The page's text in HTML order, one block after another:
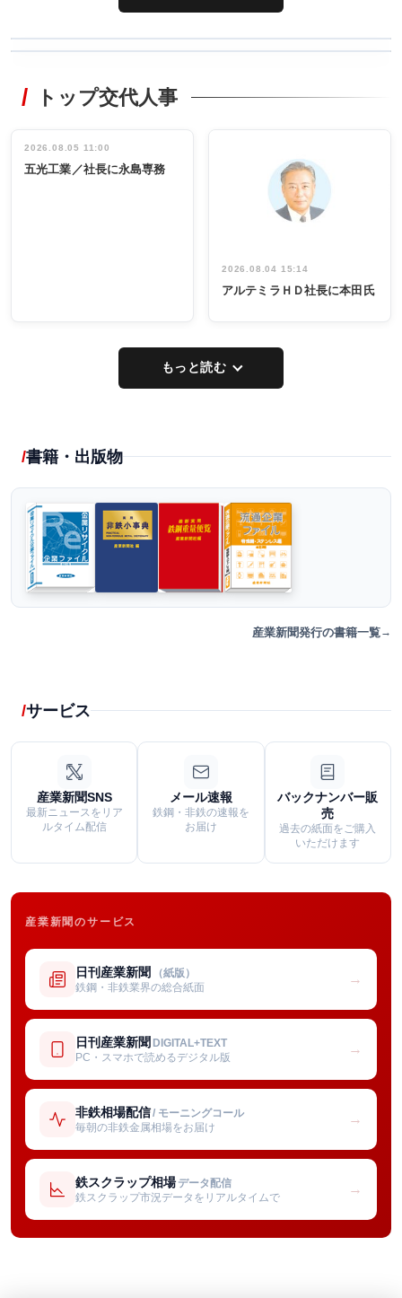
非鉄業界で
インタビュ
ー／社内ア
タックトレー
祝う 業界関
係者ら220人
出席
トップ交代人事
2026.08.05 11:00
五光工業／社長に永島専務
2026.08.04 15:14
アルテミラＨＤ社長に本田氏
もっと読む
書籍・出版物
産業新聞発行の書籍一覧
サービス
産業新聞SNS
最新ニュースをリア
ルタイム配信
メール速報
鉄鋼・非鉄の速報を
お届け
バックナンバー販
売
過去の紙面をご購入
いただけます
産業新聞のサービス
日刊産業新聞 （紙版）
鉄鋼・非鉄業界の総合紙面
→
日刊産業新聞 DIGITAL+TEXT
PC・スマホで読めるデジタル版
→
非鉄相場配信/ モーニングコール
毎朝の非鉄金属相場をお届け
→
鉄スクラップ相場 データ配信
鉄スクラップ市況データをリアルタイムで
→